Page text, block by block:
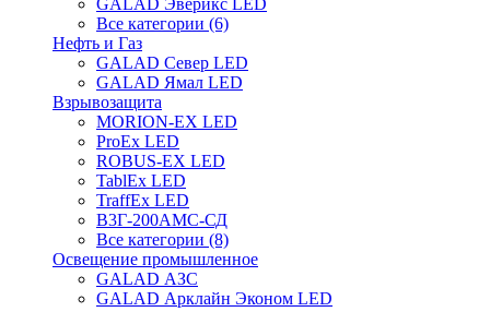
GALAD Эверикс LED
Все категории (6)
Нефть и Газ
GALAD Север LED
GALAD Ямал LED
Взрывозащита
MORION-EX LED
ProEx LED
ROBUS-EX LED
TablEx LED
TraffEx LED
В3Г-200АМС-СД
Все категории (8)
Освещение промышленное
GALAD АЗС
GALAD Арклайн Эконом LED